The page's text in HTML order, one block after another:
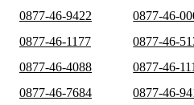
0877-46-9422
0877-46-
0877-46-1177
0877-46-
0877-46-4088
0877-46-
0877-46-7684
0877-46-